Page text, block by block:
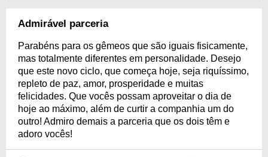
Admirável parceria
Parabéns para os gêmeos que são iguais fisicamente,
mas totalmente diferentes em personalidade. Desejo
que este novo ciclo, que começa hoje, seja riquíssimo,
repleto de paz, amor, prosperidade e muitas
felicidades. Que vocês possam aproveitar o dia de
hoje ao máximo, além de curtir a companhia um do
outro! Admiro demais a parceria que os dois têm e
adoro vocês!